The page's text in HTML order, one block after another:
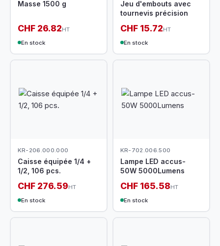
Masse 1500 g
CHF 26.82HT
En stock
Jeu d'embouts avec
tournevis précision
CHF 15.72HT
En stock
KR-206.000.000
Caisse équipée 1/4 +
1/2, 106 pcs.
CHF 276.59HT
En stock
KR-702.006.500
Lampe LED accus-
50W 5000Lumens
CHF 165.58HT
En stock